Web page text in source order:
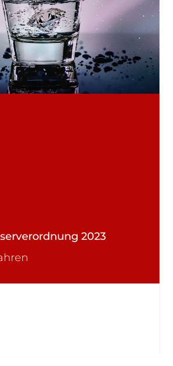
2023